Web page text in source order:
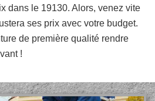
dans le 19130. Alors, venez vite
ses prix avec votre budget.
de première qualité rendre
!